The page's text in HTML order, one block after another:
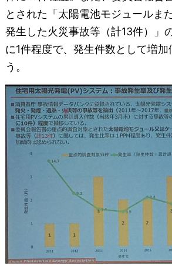
とされた「太陽電池モジュールま
発生した火災事故等（計13件）」
に1件程度で、発生件数として増
う。